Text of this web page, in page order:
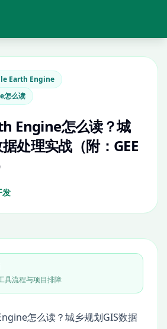
Earth Engine
么读
Engine怎么读？城
处理实战（附：GEE
发
具流程与项目排障
怎么读？城乡规划GIS数据